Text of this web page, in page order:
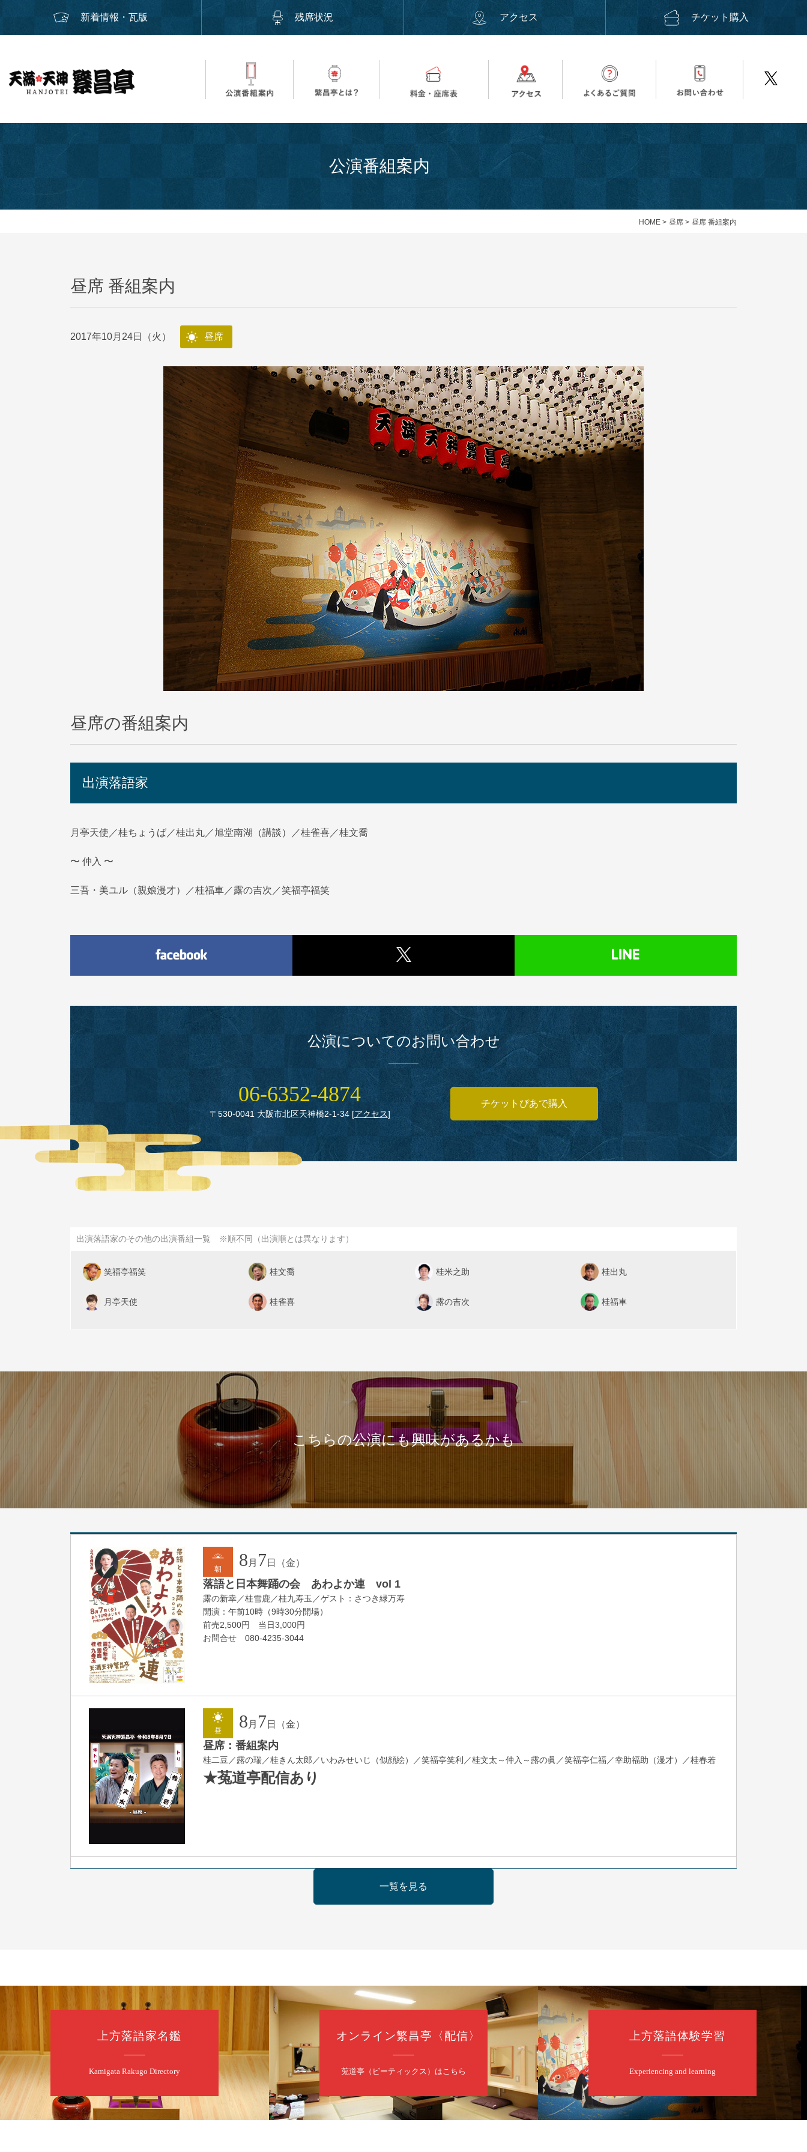
新着情報・瓦版 残席状況 アクセス チケット購入
公演番組案内
HOME > 昼席 > 昼席 番組案内
昼席 番組案内
2017年10月24日（火） 昼席
昼席の番組案内
出演落語家
月亭天使／桂ちょうば／桂出丸／旭堂南湖（講談）／桂雀喜／桂文喬
〜 仲入 〜
三吾・美ユル（親娘漫才）／桂福車／露の吉次／笑福亭福笑
公演についてのお問い合わせ
06‑6352‑4874
〒530‑0041 大阪市北区天神橋2‑1‑34[アクセス]
チケットぴあで購入
出演落語家のその他の出演番組一覧 ※順不同（出演順とは異なります）
笑福亭福笑 桂文喬 桂米之助 桂出丸
月亭天使 桂雀喜 露の吉次 桂福車
こちらの公演にも興味があるかも
朝 8月 7日（金）
落語と日本舞踊の会 あわよか連 vol 1
露の新幸／桂雪鹿／桂九寿玉／ゲスト：さつき緑万寿
開演：午前10時（9時30分開場）
前売2,500円 当日3,000円
お問合せ 080-4235-3044
昼 8 月 7日（金）
昼席：番組案内
桂二豆／露の瑞／桂きん太郎／いわみせいじ（似顔絵）／笑福亭笑利／桂文太～仲入～露の眞／笑福亭仁福／幸助福助（漫才）／桂春若
★菟道亭配信あり
噺家が落語と芝居をしてみる会
朝 8 日（土）
第2回 智之介・力造 二人会
笑福亭智之介「昭和任侠伝」「天王寺詣り」／桂力造「桃太郎」「本膳」／桂二豆「開口一番」
開演：午前10時（9時30分開場）
前売2,000円 当日 2,500円
お問合せ：智之介・力造 二人会事務局 090-7762-6268
一覧を見る
上方落語家名鑑
Kamigata Rakugo Directory
オンライン繁昌亭〈配信〉
莵道亭（ピーティックス）はこちら
上方落語体験学習
Experiencing and learning